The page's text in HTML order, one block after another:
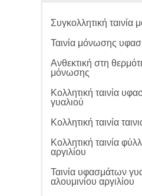
Συγκολλητική ταινία
Ταινία μόνωσης
Ανθεκτική στη
μόνωσης
Κολλητική ταινία
γυαλιού
Κολλητική ταινία
Κολλητική ταινία
αργιλίου
Ταινία υφασμάτων
αλουμινίου αργιλίου